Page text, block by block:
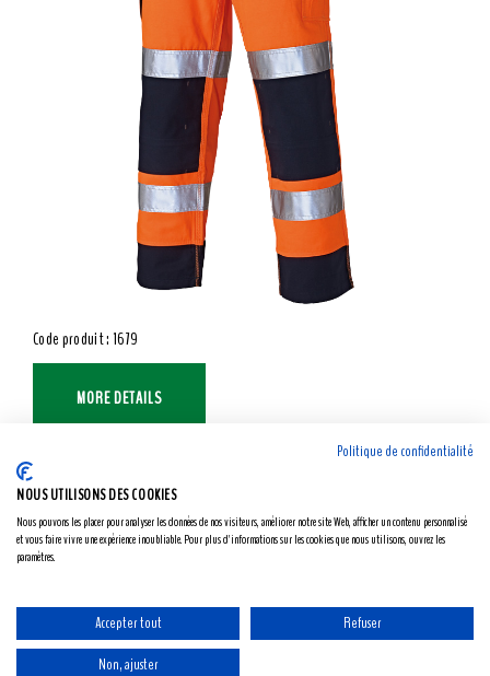
Code produit : 1679
MORE DETAILS
Politique de confidentialité
NOUS UTILISONS DES COOKIES
Nous pouvons les placer pour analyser les données de nos visiteurs, améliorer notre site Web, afficher un contenu personnalisé
et vous faire vivre une expérience inoubliable. Pour plus d'informations sur les cookies que nous utilisons, ouvrez les
paramètres.
Accepter tout
Refuser
Non, ajuster